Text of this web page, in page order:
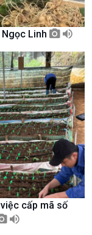
tế
kiện quốc tế
& Việt Nam
- Một dải vững
Linh
cấp mã số